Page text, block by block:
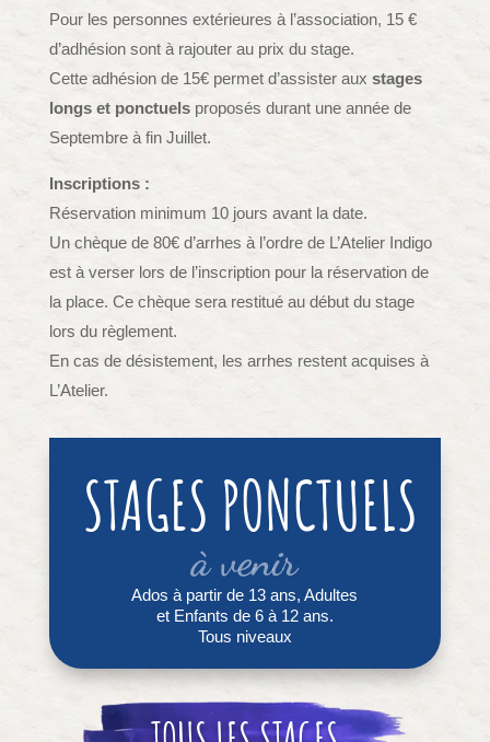
Pour les personnes extérieures à l’association, 15 €
d’adhésion sont à rajouter au prix du stage.
Cette adhésion de 15€ permet d’assister aux stages
longs et ponctuelsproposés durant une année de
Septembre à fin Juillet.
Inscriptions :
Réservation minimum 10 jours avant la date.
Un chèque de 80€ d’arrhes à l’ordre de L’Atelier Indigo
est à verser lors de l’inscription pour la réservation de
la place. Ce chèque sera restitué au début du stage
lors du règlement.
En cas de désistement, les arrhes restent acquises à
L’Atelier.
STAGES PONCTUELS
à venir
Ados à partir de 13 ans, Adultes
et Enfants de 6 à 12 ans.
Tous niveaux